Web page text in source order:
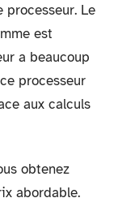
Le
est
a beaucoup
processeur
aux calculs
obtenez
abordable.